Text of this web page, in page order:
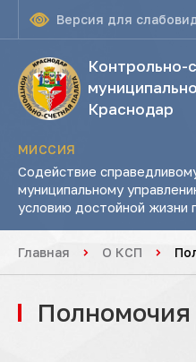
Версия для
Контрольно-
Краснодар
МИССИЯ
Содействие
муниципальному
условию достойной жизни
Главная О КСП
Полномочия